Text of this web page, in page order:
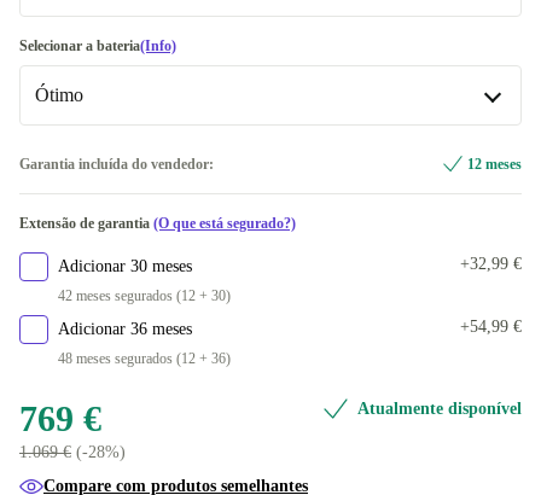
1000 GB
DE (QWERTZ)
Disponível noutras configurações
FI (QWERTY)
ND (QWERTY)
IT (QWERTY)
FR (AZERTY) -405,01 €
BE (AZERTY)
Selecionar a bateria(Info)
Ótimo
Disponível noutras configurações
Garantia incluída do vendedor: 12 meses
Extensão de garantia (O que está segurado?)
Adicionar 30 meses
42 meses segurados (12 + 30)
+32,99 €
Adicionar 36 meses
48 meses segurados (12 + 36)
+54,99 €
769 €
1.069 € (-28%)
Atualmente disponível
Compare com produtos semelhantes